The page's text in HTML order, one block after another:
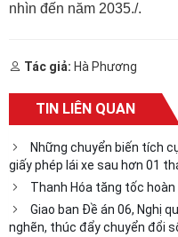
nhìn đến năm 2035./.
Tác giả: Hà Phương
TIN LIÊN QUAN
Những chuyển biến tích
giấy phép lái xe sau hơn 01
Thanh Hóa tăng tốc
Giao ban Đề án 06, Nghị
nghẽn, thúc đẩy chuyển đổi